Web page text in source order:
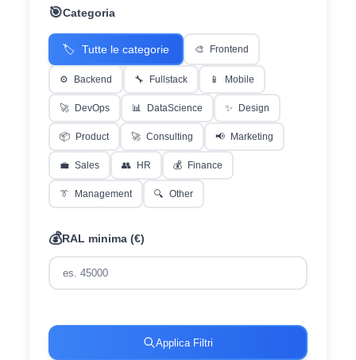
🎯Categoria
🏷️ Tutte le categorie 🎨 Frontend
⚙️ Backend 🔧 Fullstack 📱 Mobile
🚀 DevOps 📊 DataScience ✨ Design
📦 Product 🚀 Consulting 📢 Marketing
💼 Sales 👥 HR 💰 Finance
👔 Management 🔍 Other
💰RAL minima (€)
Applica Filtri